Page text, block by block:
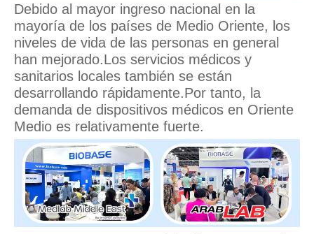
Debido al mayor ingreso nacional en la
mayoría de los países de Medio Oriente, los
niveles de vida de las personas en general
han mejorado.Los servicios médicos y
sanitarios locales también se están
desarrollando rápidamente.Por tanto, la
demanda de dispositivos médicos en Oriente
Medio es relativamente fuerte.